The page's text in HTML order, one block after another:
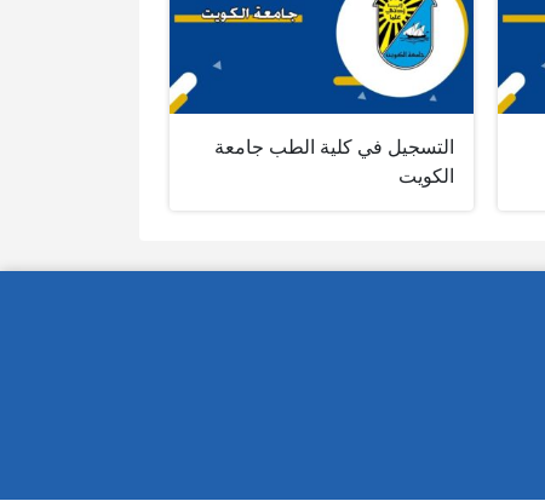
التسجيل في كلية الطب جامعة
الكويت